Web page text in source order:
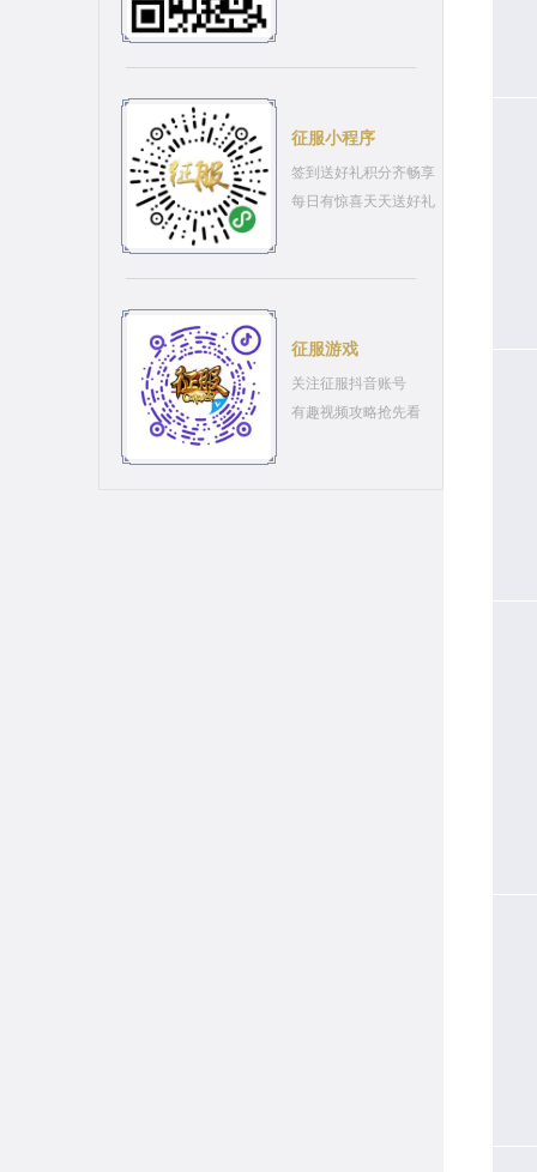
征服小程序
签到送好礼积分齐畅享
每日有惊喜天天送好礼
征服游戏
关注征服抖音账号
有趣视频攻略抢先看